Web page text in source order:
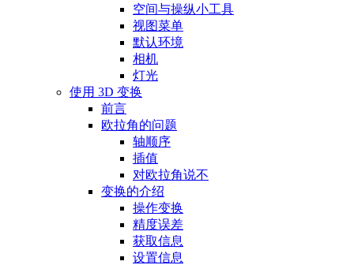
空间与操纵小工具
视图菜单
默认环境
相机
灯光
使用 3D 变换
前言
欧拉角的问题
轴顺序
插值
对欧拉角说不
变换的介绍
操作变换
精度误差
获取信息
设置信息